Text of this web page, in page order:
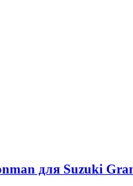
для Suzuki